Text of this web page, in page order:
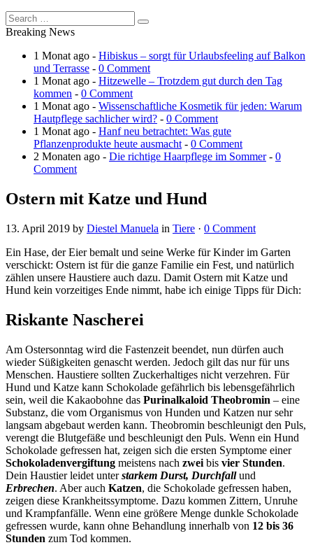
Breaking News
1 Monat ago - Hibiskus – sorgt für Urlaubsfeeling auf Balkon
und Terrasse - 0 Comment
1 Monat ago - Hitzewelle – Trotzdem gut durch den Tag
kommen - 0 Comment
1 Monat ago - Wissenschaftliche Kosmetik für jeden: Warum
Hautpflege sachlicher wird? - 0 Comment
1 Monat ago - Hanf neu betrachtet: Was gute
Pflanzenprodukte heute ausmacht - 0 Comment
2 Monaten ago - Die richtige Haarpflege im Sommer- 0
Comment
Ostern mit Katze und Hund
13. April 2019 by Diestel Manuela in Tiere · 0 Comment
Ein Hase, der Eier bemalt und seine Werke für Kinder im Garten
verschickt: Ostern ist für die ganze Familie ein Fest, und natürlich
zählen unsere Haustiere auch dazu. Damit Ostern mit Katze und
Hund kein vorzeitiges Ende nimmt, habe ich einige Tipps für Dich:
Riskante Nascherei
Am Ostersonntag wird die Fastenzeit beendet, nun dürfen auch
wieder Süßigkeiten genascht werden. Jedoch gilt das nur für uns
Menschen. Haustiere sollten Zuckerhaltiges nicht verzehren. Für
Hund und Katze kann Schokolade gefährlich bis lebensgefährlich
sein, weil die Kakaobohne das Purinalkaloid Theobromin – eine
Substanz, die vom Organismus von Hunden und Katzen nur sehr
langsam abgebaut werden kann. Theobromin beschleunigt den Puls,
verengt die Blutgefäße und beschleunigt den Puls. Wenn ein Hund
Schokolade gefressen hat, zeigen sich die ersten Symptome einer
Schokoladenvergiftung meistens nach zwei bis vier Stunden.
Dein Haustier leidet unterstarkem Durst, Durchfallund
Erbrechen. Aber auch Katzen, die Schokolade gefressen haben,
zeigen diese Krankheitssymptome. Dazu kommen Zittern, Unruhe
und Krampfanfälle. Wenn eine größere Menge dunkle Schokolade
gefressen wurde, kann ohne Behandlung innerhalb von 12 bis 36
Stunden zum Tod kommen.